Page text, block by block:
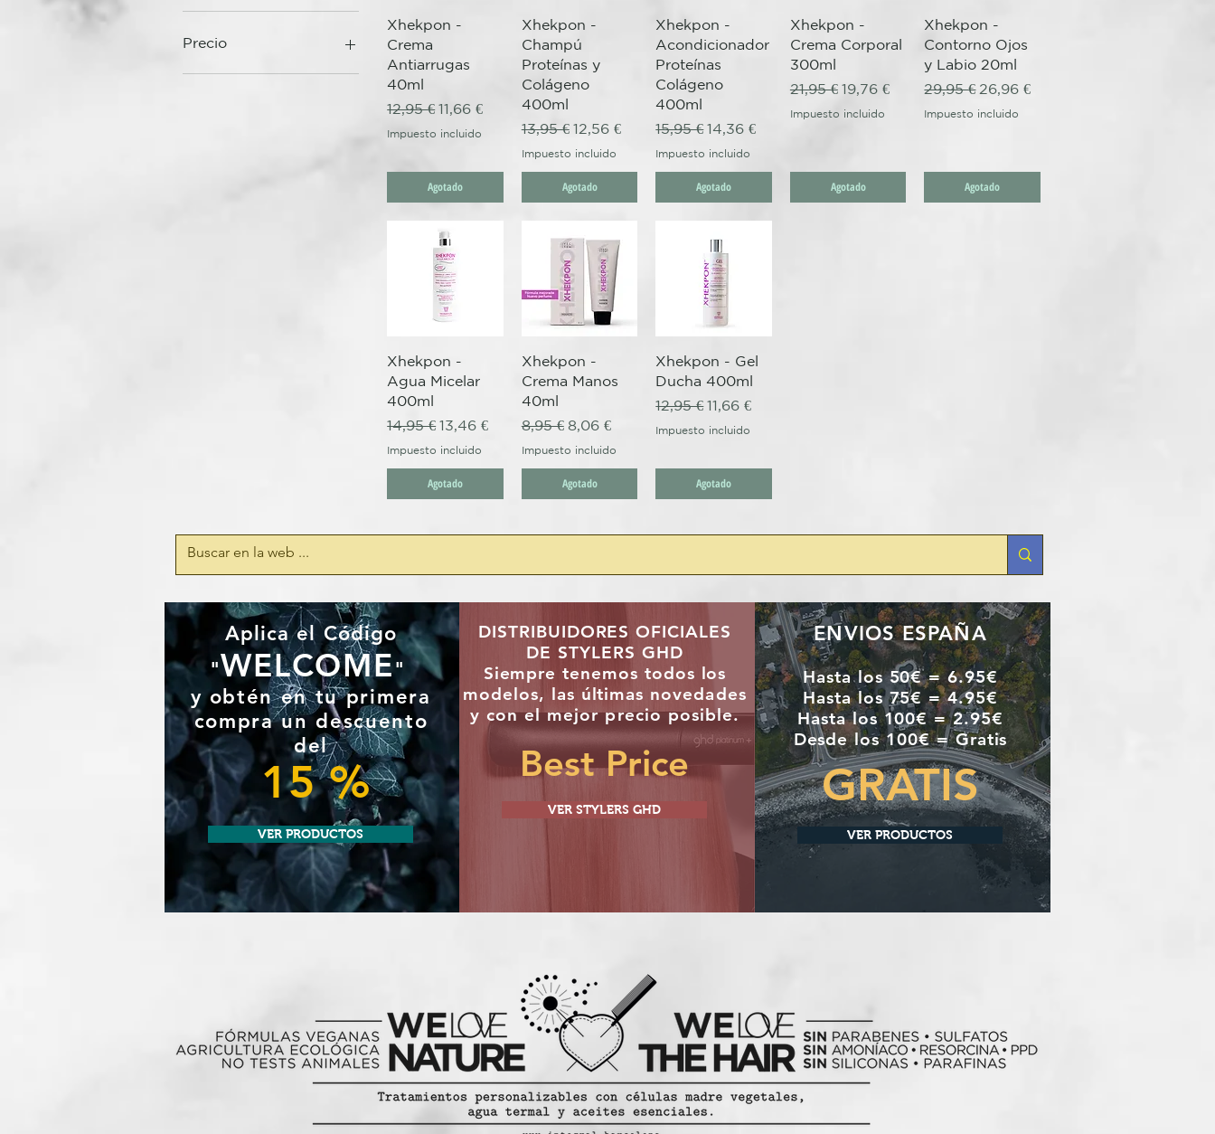
Precio
Vista rápida
Xhekpon -
Crema
Antiarrugas
40ml
Precio
12,95 € Precio de oferta
11,66 €
Impuesto incluido
Agotado
Vista rápida
Xhekpon -
Champú
Proteínas y
Colágeno
400ml
Precio
13,95 € Precio de oferta
12,56 €
Impuesto incluido
Agotado
Vista rápida
Xhekpon -
Acondicionador
Proteínas
Colágeno
400ml
Precio
15,95 € Precio de oferta
14,36 €
Impuesto incluido
Agotado
Vista rápida
Xhekpon -
Crema Corporal
300ml
Precio
21,95 € Precio de oferta
19,76 €
Impuesto incluido
Agotado
Vista rápida
Xhekpon -
Contorno Ojos
y Labio 20ml
Precio
29,95 € Precio de oferta
26,96 €
Impuesto incluido
Agotado
Vista rápida
Xhekpon -
Agua Micelar
400ml
Precio
14,95 € Precio de oferta
13,46 €
Impuesto incluido
Agotado
Vista rápida
Xhekpon -
Crema Manos
40ml
Precio
8,95 € Precio de oferta
8,06 €
Impuesto incluido
Agotado
Vista rápida
Xhekpon - Gel
Ducha 400ml
Precio
12,95 € Precio de oferta
11,66 €
Impuesto incluido
Agotado
Aplica el Código
"WELCOME"
yobtén en tu primera
compra undescuento
del
15 %
VER PRODUCTOS
DISTRIBUIDORES OFICIALES
DE STYLERS GHD
Siempre tenemos todos los
modelos, las últimas novedades
y con el mejor precio posible.
Best Price
VER STYLERS GHD
ENVIOS ESPAÑA
Hasta los 50€ = 6.95€
Hasta los 75€ = 4.95€
Hasta los 100€ = 2.95€
Desde los 100€ = Gratis
GRATIS
VER PRODUCTOS